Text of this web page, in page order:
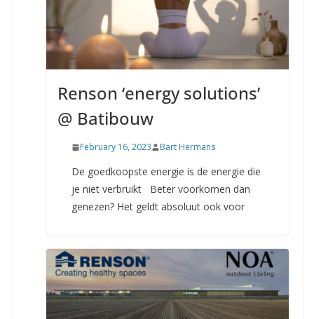
Renson ‘energy solutions’
@ Batibouw
February 16, 2023 Bart Hermans
De goedkoopste energie is de energie die
je niet verbruikt Beter voorkomen dan
genezen? Het geldt absoluut ook voor